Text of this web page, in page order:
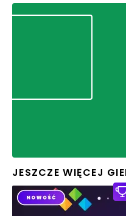
JESZCZE WIĘCEJ